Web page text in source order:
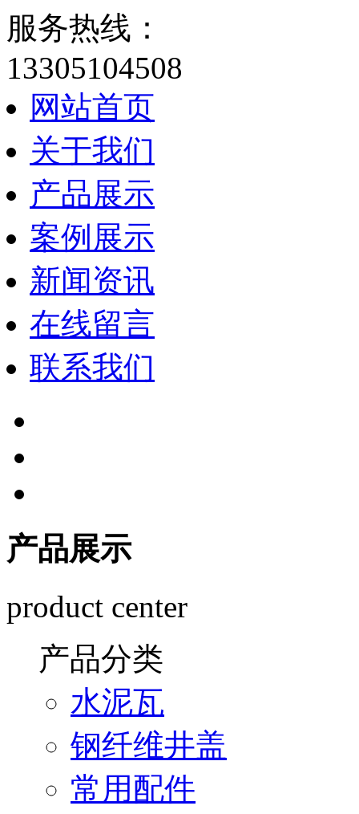
服务热线：
13305104508
网站首页
关于我们
产品展示
案例展示
新闻资讯
在线留言
联系我们
产品展示
product center
产品分类
水泥瓦
钢纤维井盖
常用配件